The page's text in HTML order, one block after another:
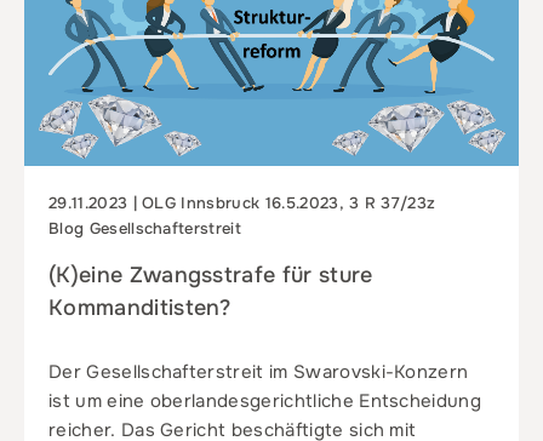
29.11.2023 | OLG Innsbruck 16.5.2023, 3 R 37/23z
Blog Gesellschafterstreit
(K)eine Zwangsstrafe für sture
Kommanditisten?
Der Gesellschafterstreit im Swarovski-Konzern
ist um eine oberlandesgerichtliche Entscheidung
reicher. Das Gericht beschäftigte sich mit